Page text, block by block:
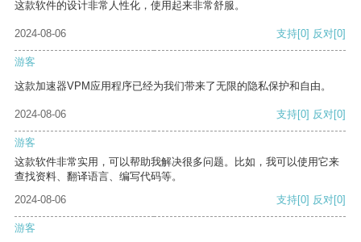
这款软件的设计非常人性化，使用起来非常舒服。
2024-08-06 支持[0] 反对[0]
游客
这款加速器VPM应用程序已经为我们带来了无限的隐私保护和自由。
2024-08-06 支持[0] 反对[0]
游客
这款软件非常实用，可以帮助我解决很多问题。比如，我可以使用它来
查找资料、翻译语言、编写代码等。
2024-08-06
支持[0] 反对[0]
游客